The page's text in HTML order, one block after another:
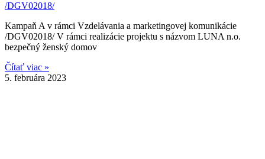
/DGV02018/
Kampaň A v rámci Vzdelávania a marketingovej komunikácie
/DGV02018/ V rámci realizácie projektu s názvom LUNA n.o.
bezpečný ženský domov
Čítať viac »
5. februára 2023